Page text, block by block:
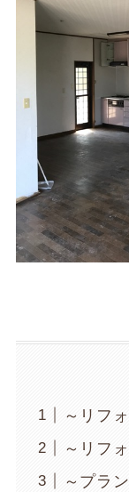
～リフ
～リフ
～プラ